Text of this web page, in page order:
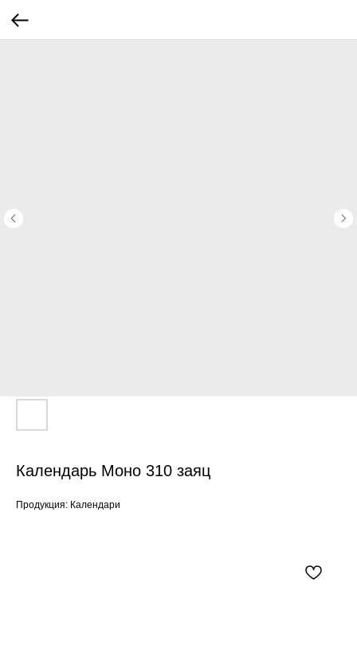
Календарь Моно 310 заяц
Продукция: Календари